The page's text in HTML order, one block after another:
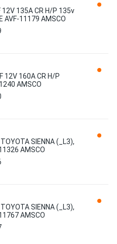
135A CR H/P 135v
AVF-11179 AMSCO
12V 160A CR H/P
AMSCO
SIENNA (_L3),
AMSCO
SIENNA (_L3),
AMSCO